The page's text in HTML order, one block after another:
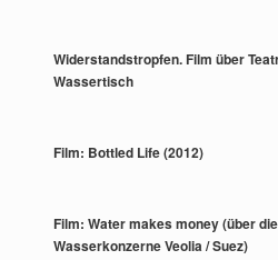
Widerstandstropfen. Film über
Wassertisch
Film: Bottled Life (2012)
Film: Water makes money (über
Wasserkonzerne Veolia / Suez)